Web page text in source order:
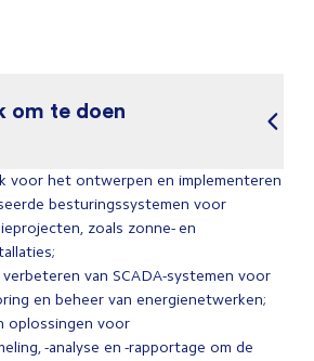
om te doen
voor het ontwerpen en implementeren
besturingssystemen voor
zoals zonne- en
van SCADA-systemen voor
en beheer van energienetwerken;
oplossingen voor
-analyse en -rapportage om de